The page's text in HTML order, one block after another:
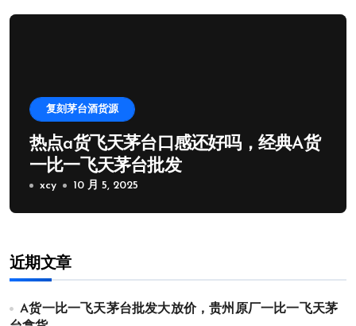
复刻茅台酒货源
热点a货飞天茅台口感还好吗，经典A货
一比一飞天茅台批发
xcy 10 月 5, 2025
近期文章
A货一比一飞天茅台批发大放价，贵州原厂一比一飞天茅